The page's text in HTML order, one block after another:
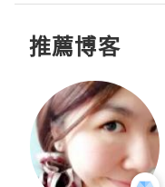
推薦博客